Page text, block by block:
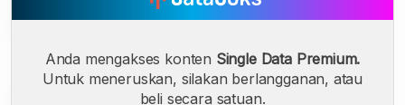
Anda mengakses konten Single Data Premium.
Untuk meneruskan, silakan berlangganan, atau
beli secara satuan.